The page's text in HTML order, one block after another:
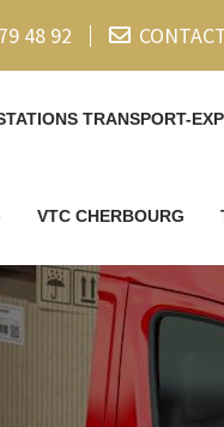
48 92
TRANSPORT-
VTC CHERBOURG